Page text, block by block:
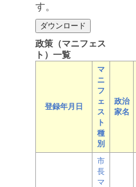
す。
政策（マニフェス
ト）一覧
登録年月日
マ
ニ
フ
ェ
ス
ト
種
別
政治
家名
市
長
マ